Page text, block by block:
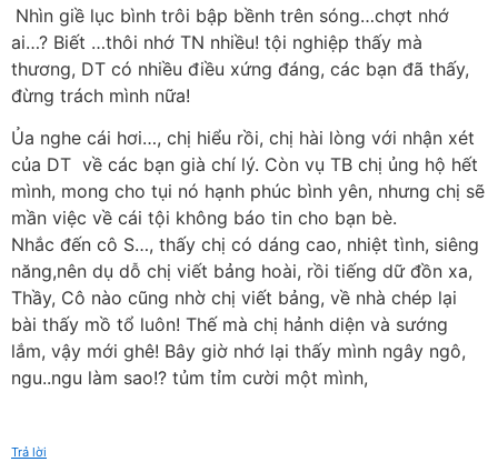
Nhìn giề lục bình trôi bập bềnh trên sóng…chợt nhớ
ai…? Biết …thôi nhớ TN nhiều! tội nghiệp thấy mà
thương, DT có nhiều điều xứng đáng, các bạn đã thấy,
đừng trách mình nữa!
Ủa nghe cái hơi…, chị hiểu rồi, chị hài lòng với nhận xét
của DT về các bạn già chí lý. Còn vụ TB chị ủng hộ hết
mình, mong cho tụi nó hạnh phúc bình yên, nhưng chị sẽ
mần việc về cái tội không báo tin cho bạn bè.
Nhắc đến cô S…, thấy chị có dáng cao, nhiệt tình, siêng
năng,nên dụ dỗ chị viết bảng hoài, rồi tiếng dữ đồn xa,
Thầy, Cô nào cũng nhờ chị viết bảng, về nhà chép lại
bài thấy mồ tổ luôn! Thế mà chị hảnh diện và sướng
lắm, vậy mới ghê! Bây giờ nhớ lại thấy mình ngây ngô,
ngu..ngu làm sao!? tủm tỉm cười một mình,
Trả lời